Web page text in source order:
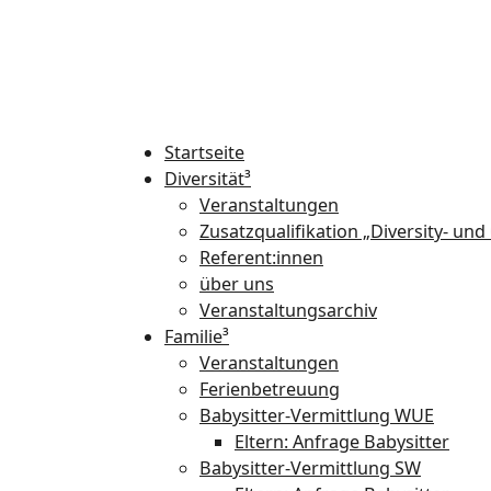
Startseite
Diversität³
Veranstaltungen
Zusatzqualifikation „Diversity-
Referent:innen
über uns
Veranstaltungsarchiv
Familie³
Veranstaltungen
Ferienbetreuung
Babysitter-Vermittlung WUE
Eltern: Anfrage Babysitter
Babysitter-Vermittlung SW